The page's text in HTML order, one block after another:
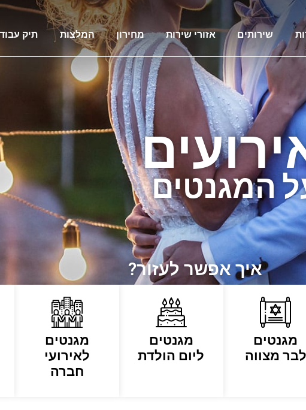
שירותים אזורי שירות מחירון המלצות תיק
איך אפשר לעזור?
מגנטים
לבר מצווה
מגנטים
ליום הולדת
מגנטים
לאירועי
חברה